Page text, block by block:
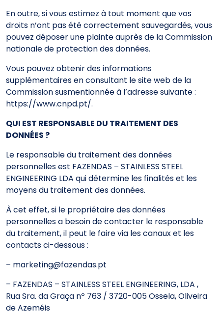
En outre, si vous estimez à tout moment que vos
droits n’ont pas été correctement sauvegardés, vous
pouvez déposer une plainte auprès de la Commission
nationale de protection des données.
Vous pouvez obtenir des informations
supplémentaires en consultant le site web de la
Commission susmentionnée à l’adresse suivante :
https://www.cnpd.pt/.
QUI EST RESPONSABLE DU TRAITEMENT DES
DONNÉES ?
Le responsable du traitement des données
personnelles est FAZENDAS – STAINLESS STEEL
ENGINEERING LDA qui détermine les finalités et les
moyens du traitement des données.
À cet effet, si le propriétaire des données
personnelles a besoin de contacter le responsable
du traitement, il peut le faire via les canaux et les
contacts ci-dessous :
– marketing@fazendas.pt
– FAZENDAS – STAINLESS STEEL ENGINEERING, LDA ,
Rua Sra. da Graça nº 763 / 3720-005 Ossela, Oliveira
de Azeméis